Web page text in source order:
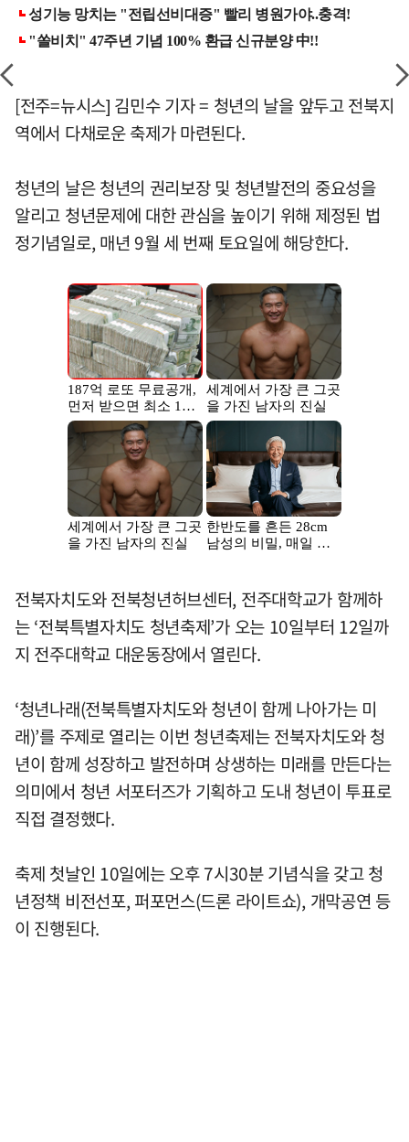
[전주=뉴시스] 김민수 기자 = 청년의 날을 앞두고 전북지
역에서 다채로운 축제가 마련된다.
청년의 날은 청년의 권리보장 및 청년발전의 중요성을
알리고 청년문제에 대한 관심을 높이기 위해 제정된 법
정기념일로, 매년 9월 세 번째 토요일에 해당한다.
전북자치도와 전북청년허브센터, 전주대학교가 함께하
는 ‘전북특별자치도 청년축제’가 오는 10일부터 12일까
지 전주대학교 대운동장에서 열린다.
‘청년나래(전북특별자치도와 청년이 함께 나아가는 미
래)’를 주제로 열리는 이번 청년축제는 전북자치도와 청
년이 함께 성장하고 발전하며 상생하는 미래를 만든다는
의미에서 청년 서포터즈가 기획하고 도내 청년이 투표로
직접 결정했다.
축제 첫날인 10일에는 오후 7시30분 기념식을 갖고 청
년정책 비전선포, 퍼포먼스(드론 라이트쇼), 개막공연 등
이 진행된다.